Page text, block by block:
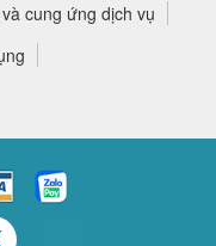
cung ứng dịch vụ